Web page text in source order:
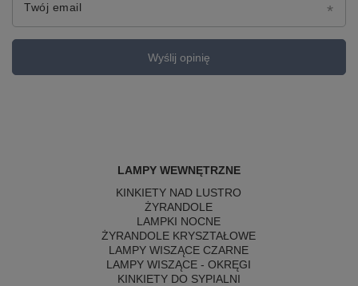
Twój email
Wyślij opinię
LAMPY WEWNĘTRZNE
KINKIETY NAD LUSTRO
ŻYRANDOLE
LAMPKI NOCNE
ŻYRANDOLE KRYSZTAŁOWE
LAMPY WISZĄCE CZARNE
LAMPY WISZĄCE - OKRĘGI
KINKIETY DO SYPIALNI